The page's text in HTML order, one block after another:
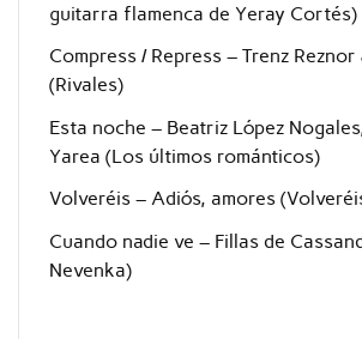
guitarra flamenca de Yeray Cortés)
Compress / Repress – Trenz
(Rivales)
Esta noche – Beatriz López
Yarea (Los últimos románticos)
Volveréis – Adiós, amores
Cuando nadie ve – Fillas de
Nevenka)